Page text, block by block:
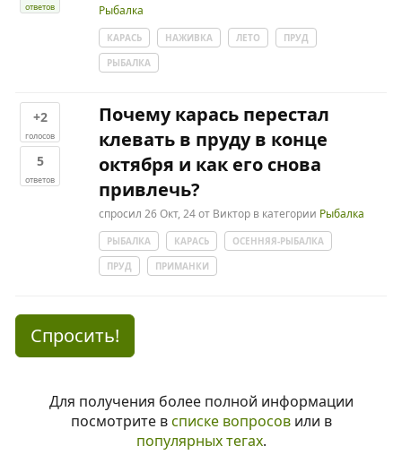
ответов
Рыбалка
КАРАСЬ НАЖИВКА ЛЕТО
ПРУД
РЫБАЛКА
+2
голосов
5
ответов
Почему карась перестал
клевать в пруду в конце
октября и как его снова
привлечь?
спросил 26 Окт, 24от Виктор в категории Рыбалка
РЫБАЛКА КАРАСЬ
ОСЕННЯЯ-РЫБАЛКА
ПРУД
ПРИМАНКИ
Спросить!
Для получения более полной информации
посмотрите всписке вопросовили в
популярных тегах.